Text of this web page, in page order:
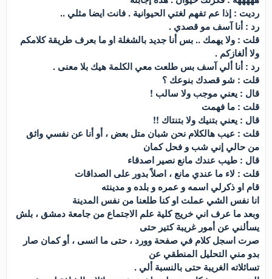
رديت : إذا عم تفهم لغتي الحيوانية . فانت ايضا مثلي ..
رد : أنا آسف مو قصدي .
قلت : ولا يهمك .. بس أنا جديد بالشغلة او ما بعرف طريقة كلامكم
ولا ألغازكم .
رد : أنا ألي آسف بس طلعت معي الكلمة هيك بلا معنى .
قلت : شو قصدك بنوعك ؟
قال : يعني موجب ولا سالب !
قلت : ما فهمت
قال : يعني بتنيك ولا بتنتاك !!
قلت : عيب هالكلام نحن شبان متل بعض ، أو أنا عن نفسي واثق
من حالي إني شب و فحل كمان
قال : طيب عندك مانع نصير اصدقاء
قلت : لاء ما عندي مانع ، اصلاً بدور على الصداقات
قام او ذكرلي اسمه و عمره و بلده و مدينته
انا نفس الشي عملت او كنا طلعنا من نفس المدينة
وبعد ما عرف اني خريج كلية علم الاجتماع من جامعة دمشق ، بلش
يسألني عن أمور غريبة كتير حتى
صرت اسجل كلام في صفحة وورد ، حتى ما انسى ، أو كمان صار
بدو مني التحليل المنطقي عن
تسائلاته الغريبة حتى بالنسبة ألي .